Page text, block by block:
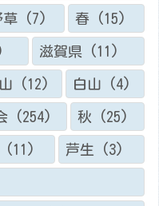
草(7) 春 (15)
滋賀県 (11)
(12) 白山 (4)
(254) 秋 (25)
(11) 芦生 (3)